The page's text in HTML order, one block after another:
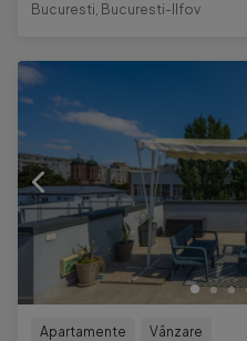
Bucuresti, Bucuresti-Ilfov
Apartamente Vânzare